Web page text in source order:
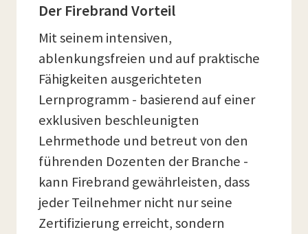
Der Firebrand Vorteil
Mit seinem intensiven,
ablenkungsfreien und auf praktische
Fähigkeiten ausgerichteten
Lernprogramm - basierend auf einer
exklusiven beschleunigten
Lehrmethode und betreut von den
führenden Dozenten der Branche -
kann Firebrand gewährleisten, dass
jeder Teilnehmer nicht nur seine
Zertifizierung erreicht, sondern